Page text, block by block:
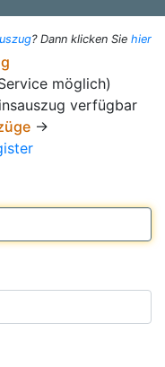
? Dann klicken Sie hier
möglich)
verfügbar
→